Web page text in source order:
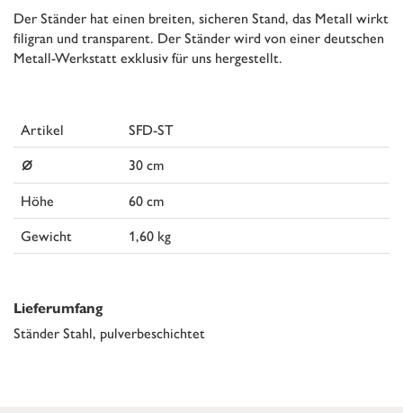
Der Ständer hat einen breiten, sicheren Stand, das Metall wirkt
filigran und transparent. Der Ständer wird von einer deutschen
Metall-Werkstatt exklusiv für uns hergestellt.
Artikel SFD-ST
⌀
30 cm
Höhe
60 cm
Gewicht
1,60 kg
Lieferumfang
Ständer Stahl, pulverbeschichtet